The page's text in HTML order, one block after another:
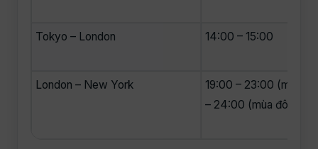
Tokyo – London 14:00 – 15:00
London – New York
19:00 – 23:00 (mùa
– 24:00 (mùa đông)